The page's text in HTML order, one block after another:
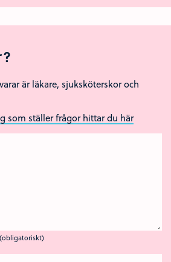
är läkare, sjuksköterskor och
som ställer frågor hittar du här